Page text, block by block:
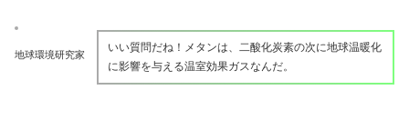
地球環境研究家
いい質問だね！メタンは、二酸化炭素の次に地球温暖化
に影響を与える温室効果ガスなんだ。